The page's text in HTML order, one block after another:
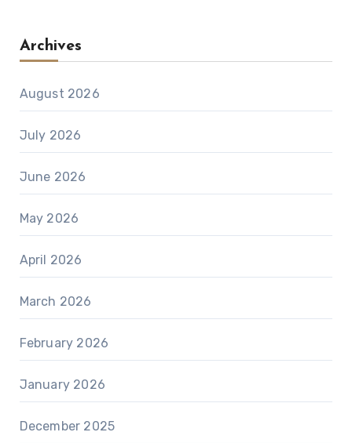
Archives
August 2026
July 2026
June 2026
May 2026
April 2026
March 2026
February 2026
January 2026
December 2025